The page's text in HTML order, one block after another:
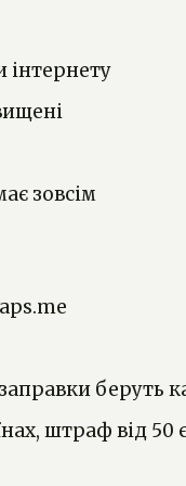
зовсім
беруть
штраф від 50